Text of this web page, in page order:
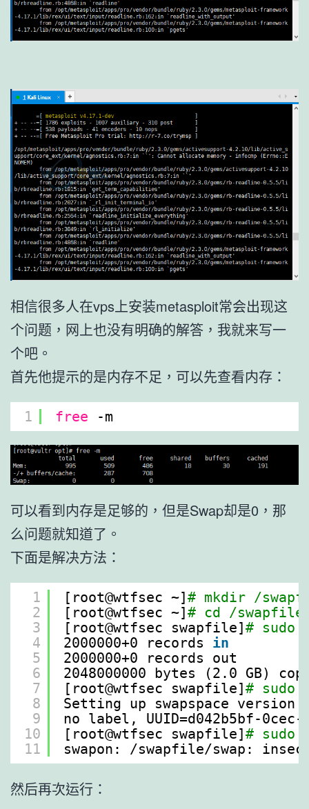
相信很多人在vps上安装metasploit常会出现这
个问题，网上也没有明确的解答，我就来写一
个吧。
首先他提示的是内存不足，可以先查看内存：
1 free -m
可以看到内存是足够的，但是Swap却是0，那
么问题就知道了。
下面是解决方法：
1
2
3
4
5
6
7
8
9
10
11
[root@wtfsec ~]# mkdir /
[root@wtfsec ~]# cd /swapfile
[root@wtfsec swapfile]# sudo
2000000+0 records in
2000000+0 records out
2048000000 bytes (2.0 GB)
[root@wtfsec swapfile]# sudo
Setting up swapspace version
no label, UUID=d042b5bf-0cec-
[root@wtfsec swapfile]# sudo
swapon: /swapfile/swap :
然后再次运行：